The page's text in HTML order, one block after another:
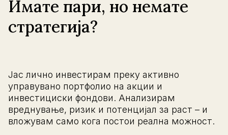
Имате пари, но немате
стратегија?
Јас лично инвестирам преку активно
управувано портфолио на акции и
инвестициски фондови. Анализирам
вреднување, ризик и потенцијал за раст – и
вложувам само кога постои реална можност.